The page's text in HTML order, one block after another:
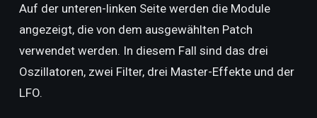
Auf der unteren-linken Seite werden die Module
angezeigt, die von dem ausgewählten Patch
verwendet werden. In diesem Fall sind das drei
Oszillatoren, zwei Filter, drei Master-Effekte und der
LFO.